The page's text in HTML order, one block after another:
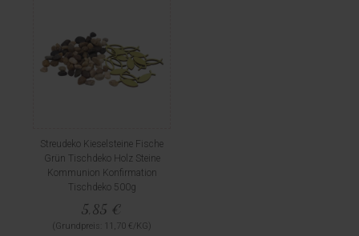
Streudeko Kieselsteine Fische
Grün Tischdeko Holz Steine
Kommunion Konfirmation
Tischdeko 500g
5,85 €
(Grundpreis: 11,70 €/KG)